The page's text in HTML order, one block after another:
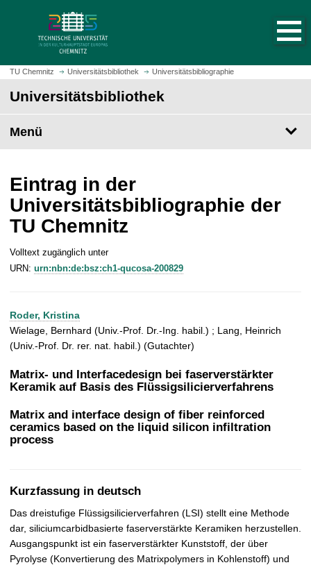
z
m
t
e
i
t
u
f
r
u
e
n
TU Chemnitz Universitätsbibliothek Universitätsbibliographie
Universitätsbibliothek
Menü
Eintrag in der
Universitätsbibliographie der
TU Chemnitz
Volltext zugänglich unter
URN: urn:nbn:de:bsz:ch1-qucosa-200829
Roder, Kristina
Wielage, Bernhard (Univ.-Prof. Dr.-Ing. habil.) ; Lang, Heinrich
(Univ.-Prof. Dr. rer. nat. habil.) (Gutachter)
Matrix- und Interfacedesign bei faserverstärkter
Keramik auf Basis des Flüssigsilicierverfahrens
Matrix and interface design of fiber reinforced
ceramics based on the liquid silicon infiltration
process
Kurzfassung in deutsch
Das dreistufige Flüssigsilicierverfahren (LSI) stellt eine Methode
dar, siliciumcarbidbasierte faserverstärkte Keramiken herzustellen.
Ausgangspunkt ist ein faserverstärkter Kunststoff, der über
Pyrolyse (Konvertierung des Matrixpolymers in Kohlenstoff) und